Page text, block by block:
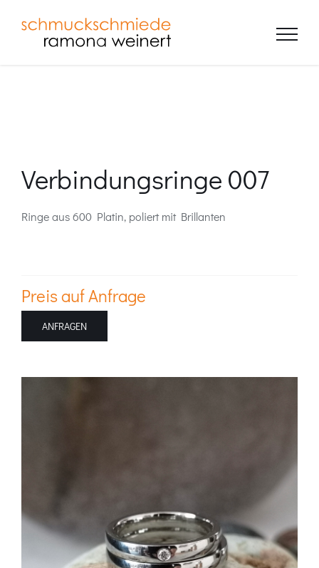
Inhalt
Verbindungsringe 007
Ringe aus 600 Platin, poliert mit Brillanten
Preis auf Anfrage
ANFRAGEN